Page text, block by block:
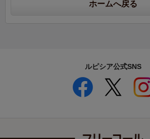
ルピシア公式SNS